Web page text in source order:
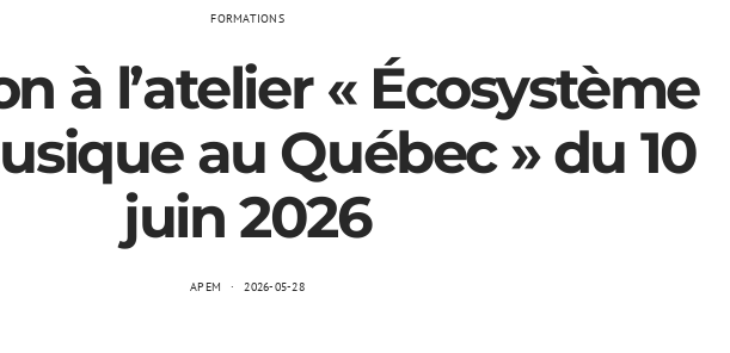
FORMATIONS
à l’atelier « Écosystème
au Québec » du 10
juin 2026
APEM 2026-05-28